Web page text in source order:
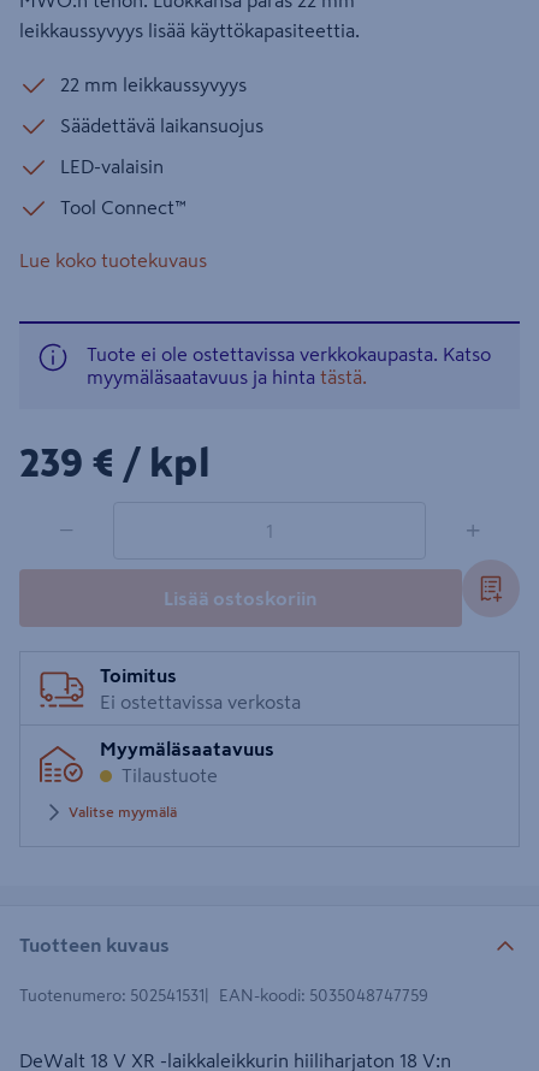
leikkaussyvyys lisää käyttökapasiteettia.
22 mm leikkaussyvyys
Säädettävä laikansuojus
LED-valaisin
Tool Connect™
Lue koko tuotekuvaus
Tuote ei ole ostettavissa verkkokaupasta. Katso
myymäläsaatavuus ja hinta tästä.
239€/kpl
239 € / kpl
− +
Lisää ostoskoriin
Toimitus
Ei ostettavissa verkosta
Myymäläsaatavuus
Tilaustuote
Valitse myymälä
Tuotteen kuvaus
Tuotenumero: 502541531 EAN-koodi: 5035048747759
DeWalt 18 V XR -laikkaleikkurin hiiliharjaton 18 V:n